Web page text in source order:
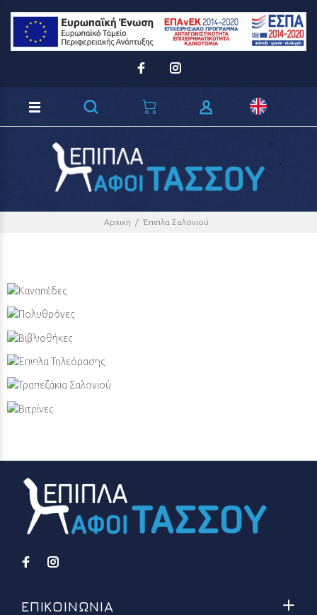
Αρχικη Έπιπλα Σαλονιού
Καναπέδες
Πολυθρόνες
Βιβλιοθήκες
Έπιπλα Τηλεόρασης
Τραπεζάκια Σαλονιού
Βιτρίνες
ΕΠΙΚΟΙΝΩΝΙΑ